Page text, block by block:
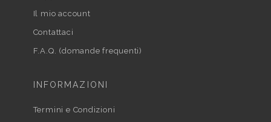
Il mio account
Contattaci
F.A.Q. (domande frequenti)
INFORMAZIONI
Termini e Condizioni